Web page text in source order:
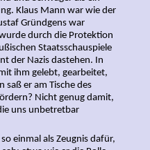
Klaus Mann war wie der
Gründgens war
durch die Protektion
Staatsschauspiele
der Nazis dastehen. In
ihm gelebt, gearbeitet,
er am Tische des
Nicht genug damit,
uns unbetretbar
einmal als Zeugnis dafür,